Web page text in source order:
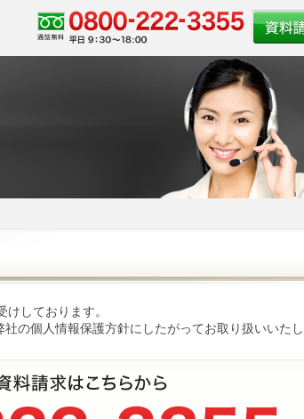
しております。
社の個人情報保護方針にしたがってお取り扱いいたし